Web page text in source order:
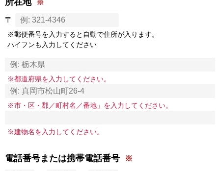
所在地
〒
※郵便番号を入力すると自動で住所が入ります。
ハイフンも入力してください
※都道府県を入力してください。
※市・区・郡／町村名／番地」を入力してください。
※建物名を入力してください。
電話番号または携帯電話番号